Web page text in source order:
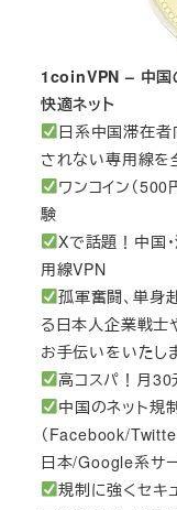
1coinVPN – 中国
快適ネット
日系中国滞在者
されない専用線を
ワンコイン（500
験
Xで話題！中国
用線VPN
孤軍奮闘、単身
る日本人企業戦士
お手伝いをいたし
高コスパ！月
中国のネット規
（Facebook/
日本/Google系サ
規制に強くセキ